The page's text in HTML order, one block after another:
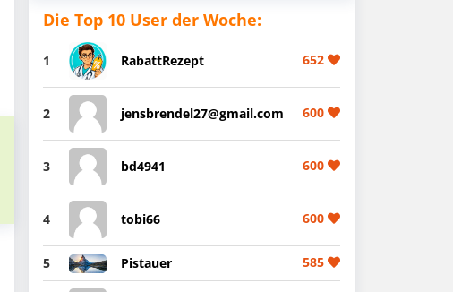
Die Top 10 User der Woche:
1 RabattRezept 652
2 jensbrendel27@gmail.com 600
3 bd4941 600
4 tobi66 600
5 Pistauer 585